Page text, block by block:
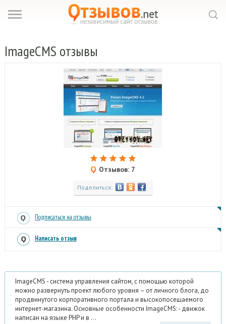
ImageCMS отзывы
Отзывов: 7
Поделиться:
Подписаться на отзывы
Написать отзыв
ImageCMS - система управления сайтом, с помощью которой
можно развернуть проект любого уровня – от личного блога, до
продвинутого корпоративного портала и высокопосещаемого
интернет-магазина. Основные особенности ImageCMS: - движок
написан на языке PHP и в ...